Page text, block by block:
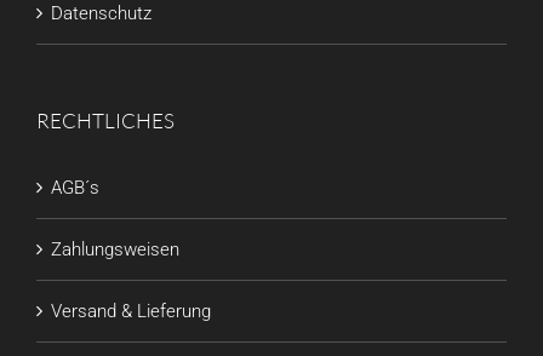
Datenschutz
RECHTLICHES
AGB´s
Zahlungsweisen
Versand & Lieferung